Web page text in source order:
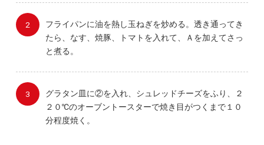
フライパンに油を熱し玉ねぎを炒める。透き通ってき
たら、なす、焼豚、トマトを入れて、Ａを加えてさっ
と煮る。
グラタン皿に②を入れ、シュレッドチーズをふり、２
２０℃のオーブントースターで焼き目がつくまで１０
分程度焼く。